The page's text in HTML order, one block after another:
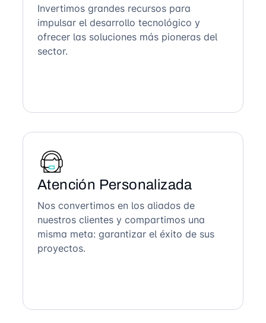
Invertimos grandes recursos para
impulsar el desarrollo tecnológico y
ofrecer las soluciones más pioneras del
sector.
Atención Personalizada
Nos convertimos en los aliados de
nuestros clientes y compartimos una
misma meta: garantizar el éxito de sus
proyectos.